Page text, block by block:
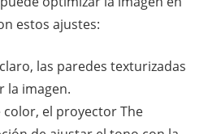
estos ajustes:
las paredes texturizadas
la imagen.
el proyector The